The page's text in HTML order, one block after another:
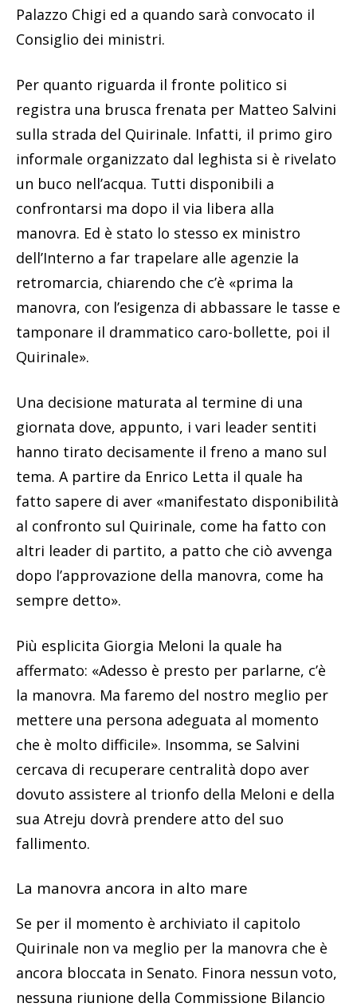
Palazzo Chigi ed a quando sarà convocato il
Consiglio dei ministri.
Per quanto riguarda il fronte politico si
registra una brusca frenata per Matteo Salvini
sulla strada del Quirinale. Infatti, il primo giro
informale organizzato dal leghista si è rivelato
un buco nell’acqua. Tutti disponibili a
confrontarsi ma dopo il via libera alla
manovra. Ed è stato lo stesso ex ministro
dell’Interno a far trapelare alle agenzie la
retromarcia, chiarendo che c’è «prima la
manovra, con l’esigenza di abbassare le tasse e
tamponare il drammatico caro-bollette, poi il
Quirinale».
Una decisione maturata al termine di una
giornata dove, appunto, i vari leader sentiti
hanno tirato decisamente il freno a mano sul
tema. A partire da Enrico Letta il quale ha
fatto sapere di aver «manifestato disponibilità
al confronto sul Quirinale, come ha fatto con
altri leader di partito, a patto che ciò avvenga
dopo l’approvazione della manovra, come ha
sempre detto».
Più esplicita Giorgia Meloni la quale ha
affermato: «Adesso è presto per parlarne, c’è
la manovra. Ma faremo del nostro meglio per
mettere una persona adeguata al momento
che è molto difficile». Insomma, se Salvini
cercava di recuperare centralità dopo aver
dovuto assistere al trionfo della Meloni e della
sua Atreju dovrà prendere atto del suo
fallimento.
La manovra ancora in alto mare
Se per il momento è archiviato il capitolo
Quirinale non va meglio per la manovra che è
ancora bloccata in Senato. Finora nessun voto,
nessuna riunione della Commissione Bilancio